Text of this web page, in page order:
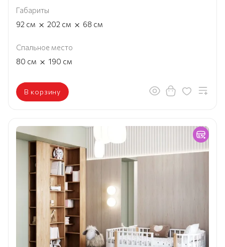
Габариты
92 см × 202 см × 68 см
Спальное место
80 см × 190 см
В корзину